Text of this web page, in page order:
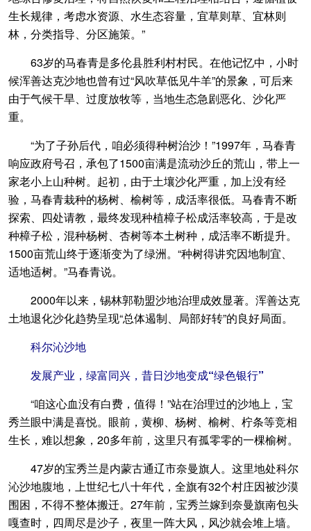
生长规律，考虑水资源、水生态容量，宜草则草、宜林则
林，分类指导、分区施策。”
63岁的马春青是多伦县胜利村村民。在他记忆中，小时
候浑善达克沙地也曾有过“风吹草低见牛羊”的景象，可后来
由于气候干旱、过度放牧等，当地生态急剧恶化、沙化严
重。
“为了子孙后代，咱必须得种树治沙！”1997年，马春青
响应政府号召，承包了1500亩满是流动沙丘的荒山，带上一
家老小上山种树。起初，由于土壤沙化严重，加上没有经
验，马春青栽种的杨树、榆树等，成活率很低。马春青不断
探索、四处请教，最终发现种植樟子松成活率较高，于是改
种樟子松，混种杨树、杏树等本土树种，成活率不断提升。
1500亩荒山终于逐渐变为了绿洲。“种树得讲究因地制宜、
适地适树。”马春青说。
2000年以来，锡林郭勒盟沙地治理成效显著。浑善达克
土地退化沙化趋势呈现“总体遏制、局部好转”的良好局面。
科尔沁沙地
发展产业，绿富同兴，昔日沙地变成“绿色银行”
“咱这心血没有白费，值得！”站在治理过的沙地上，宝
秀兰眼中满是喜悦。眼前，黄柳、杨树、榆树、柠条等竞相
生长，难以想象，20多年前，这里只有孤零零的一棵榆树。
47岁的宝秀兰是内蒙古通辽市奈曼旗人。这里地处科尔
沁沙地腹地，上世纪七八十年代，全旗有32个村庄因被沙漠
围困，不得不整体搬迁。27年前，宝秀兰嫁到奈曼旗南包头
嘎查时，四周尽是沙子，夜里一阵大风，风沙就会堆上墙。